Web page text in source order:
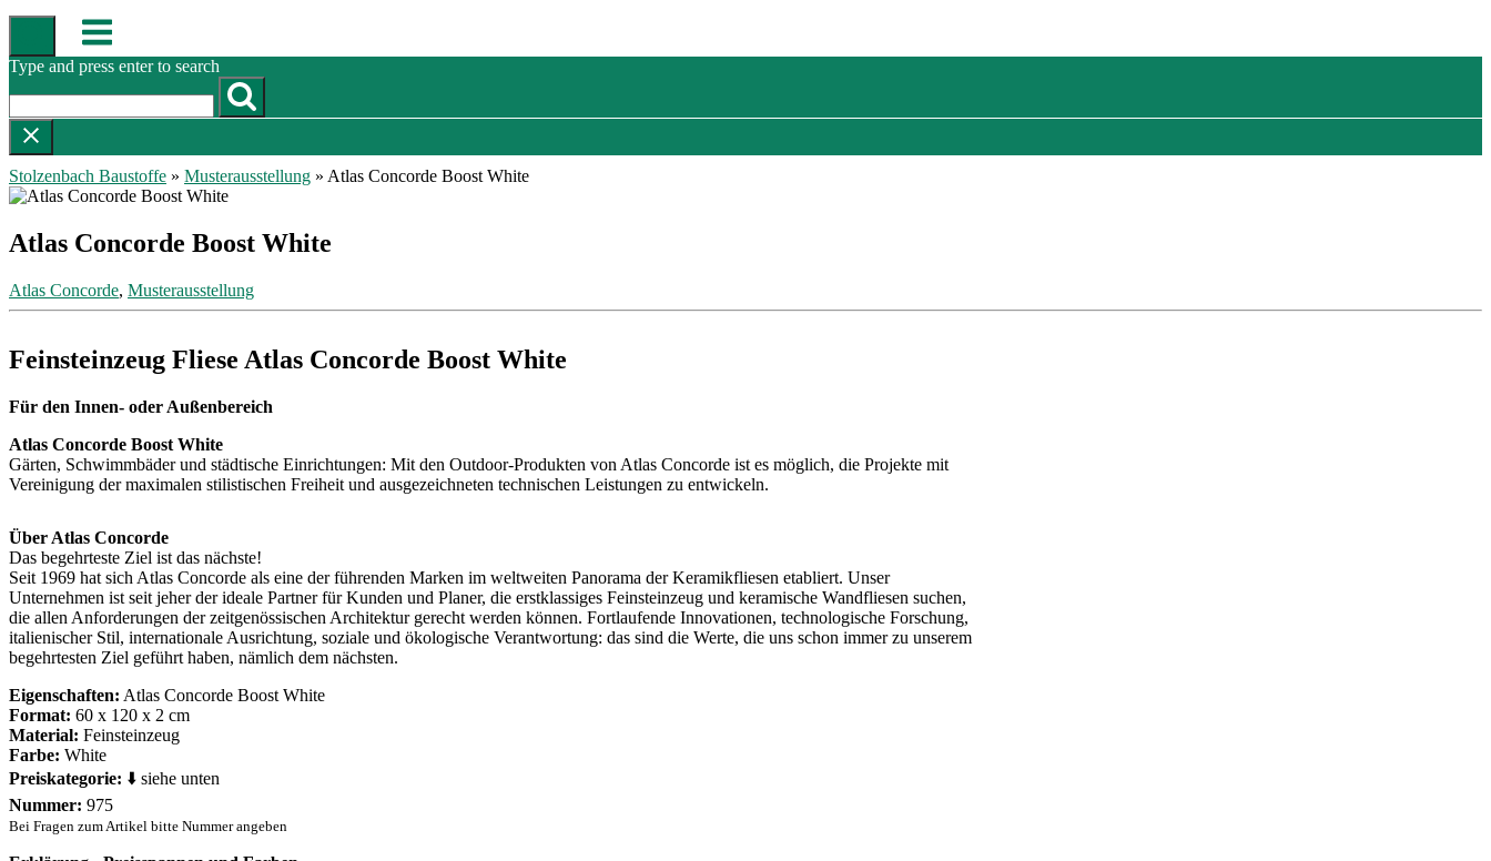
Skip
content
Menu
Type and press enter to search
Stolzenbach Baustoffe » Musterausstellung » Atlas Concorde Boost White
Atlas Concorde Boost White
Atlas Concorde, Musterausstellung
Feinsteinzeug Fliese Atlas Concorde Boost White
Für den Innen- oder Außenbereich
Atlas Concorde Boost White
Gärten, Schwimmbäder und städtische Einrichtungen: Mit den Outdoor-Produkten von Atlas Concorde ist es möglich, die Projekte mit
Vereinigung der maximalen stilistischen Freiheit und ausgezeichneten technischen Leistungen zu entwickeln.
Über Atlas Concorde
Das begehrteste Ziel ist das nächste!
Seit 1969 hat sich Atlas Concorde als eine der führenden Marken im weltweiten Panorama der Keramikfliesen etabliert. Unser
Unternehmen ist seit jeher der ideale Partner für Kunden und Planer, die erstklassiges Feinsteinzeug und keramische Wandfliesen suchen,
die allen Anforderungen der zeitgenössischen Architektur gerecht werden können. Fortlaufende Innovationen, technologische Forschung,
italienischer Stil, internationale Ausrichtung, soziale und ökologische Verantwortung: das sind die Werte, die uns schon immer zu unserem
begehrtesten Ziel geführt haben, nämlich dem nächsten.
Eigenschaften: Atlas Concorde Boost White
Format: 60 x 120 x 2 cm
Material: Feinsteinzeug
Farbe: White
Preiskategorie: ⬇️ siehe unten
Nummer: 975
Bei Fragen zum Artikel bitte Nummer angeben